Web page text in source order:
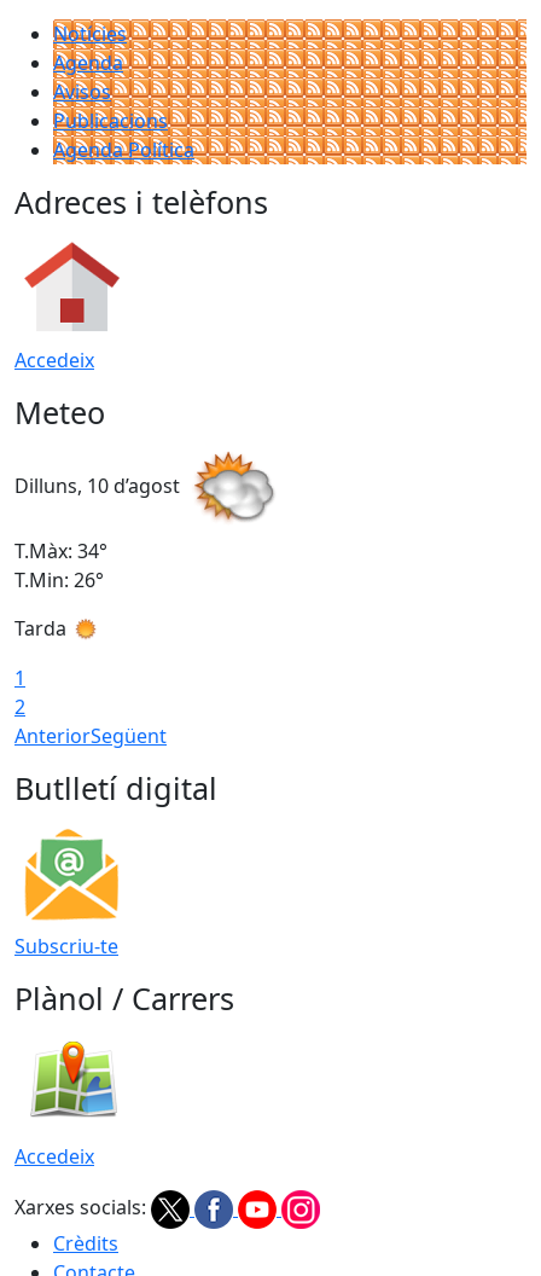
Notícies
Agenda
Avisos
Publicacions
Agenda Política
Adreces i telèfons
Accedeix
Meteo
Dilluns, 10 d’agost
T.Màx: 34°
T.Min: 26°
Tarda
1
2
AnteriorSegüent
Butlletí digital
Subscriu-te
Plànol / Carrers
Accedeix
Xarxes socials:
Crèdits